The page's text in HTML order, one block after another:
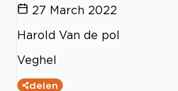
27 March 2022
Harold Van de pol
Veghel
delen